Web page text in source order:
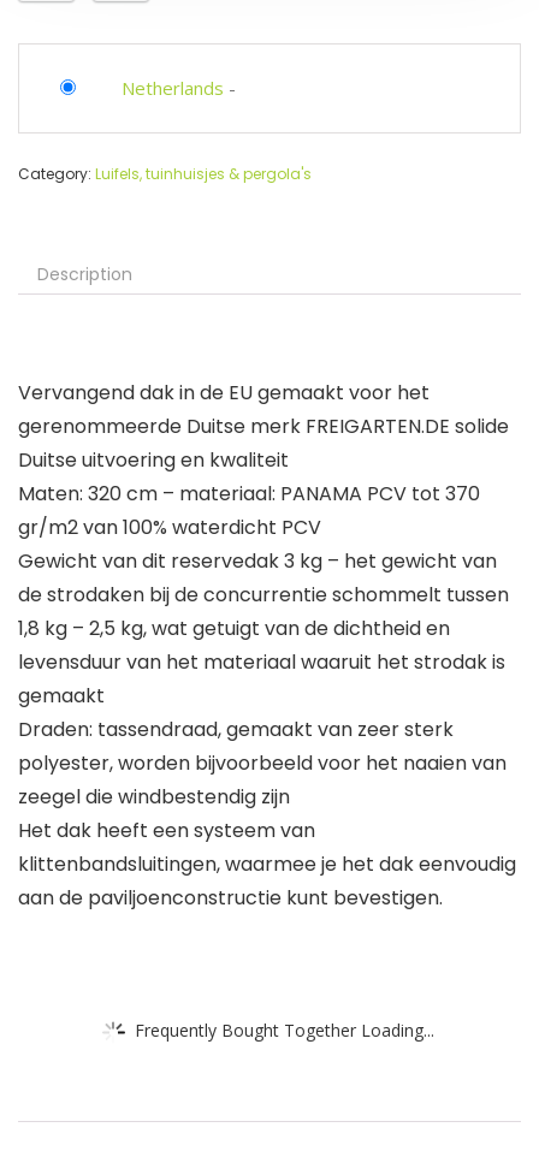
Netherlands -
Category: Luifels, tuinhuisjes & pergola's
Description
Vervangend dak in de EU gemaakt voor het
gerenommeerde Duitse merk FREIGARTEN.DE solide
Duitse uitvoering en kwaliteit
Maten: 320 cm – materiaal: PANAMA PCV tot 370
gr/m2 van 100% waterdicht PCV
Gewicht van dit reservedak 3 kg – het gewicht van
de strodaken bij de concurrentie schommelt tussen
1,8 kg – 2,5 kg, wat getuigt van de dichtheid en
levensduur van het materiaal waaruit het strodak is
gemaakt
Draden: tassendraad, gemaakt van zeer sterk
polyester, worden bijvoorbeeld voor het naaien van
zeegel die windbestendig zijn
Het dak heeft een systeem van
klittenbandsluitingen, waarmee je het dak eenvoudig
aan de paviljoenconstructie kunt bevestigen.
Frequently Bought Together Loading...